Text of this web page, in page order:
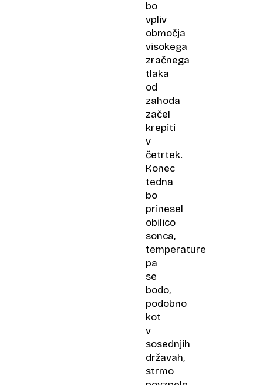
bo
vpliv
območja
visokega
zračnega
tlaka
od
zahoda
začel
krepiti
v
četrtek.
Konec
tedna
bo
prinesel
obilico
sonca,
temperature
pa
se
bodo,
podobno
kot
v
sosednjih
državah,
strmo